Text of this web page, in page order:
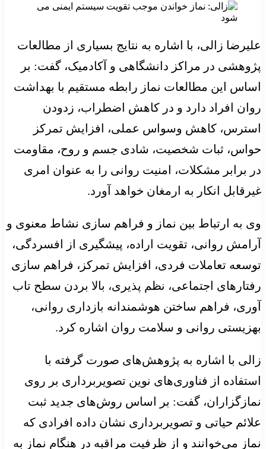
علیرضا زالی، با اشاره به نتایج بسیاری از مطالعات
پژوهشی در مراکز دانشگاهی و آکادمیک، گفت: بر
اساس این مطالعات نماز رابطه مستقیم با بهداشت
روان افراد دارد و در کاهش اضطراب، زدودن
استرس، کاهش وسواس عملی، افزایش تمرکز
حواس، ثبات شخصیت، شادی جسم و روح، مقاومت
در برابر مشکلات، امنیت روانی را به عنوان امری
غیرقابل انکار به ارمغان خواهد آورد.
وی به ارتباط بین نماز و فراهم سازی نشاط معنوی و
آرامش روانی، تقویت اراده، پیشگیری از افسردگی،
توسعه تعاملات فردی، افزایش تمرکز، فراهم سازی
رفتارهای اجتماعی، نظم پذیری، بالا بردن سطح تاب
آوری، فراهم ساختن هوشمندانه بازداری روانی،
بهزیستی روانی و سلامت روان اشاره کرد.
زالی با اشاره به پژوهش‌های صورت گرفته با
استفاده از فناوری‌های نوین تصویربرداری بر روی
نمازگزاران، گفت: بر اساس روش‌های جدید ثبت
علائم حیاتی و تصویربرداری نشان داده افرادی که
نماز می‌خوانند و از ظرفیت مراقبه در هنگام نماز به